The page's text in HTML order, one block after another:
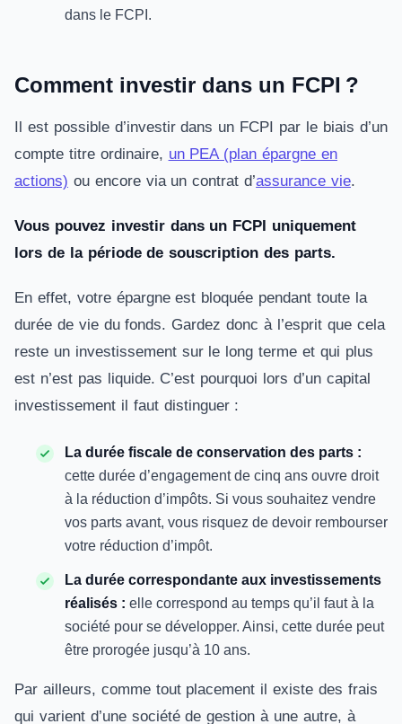
dans le FCPI.
Comment investir dans un FCPI ?
Il est possible d’investir dans un FCPI par le biais d’un
compte titre ordinaire, un PEA (plan épargne en
actions) ou encore via un contrat d’assurance vie.
Vous pouvez investir dans un FCPI uniquement
lors de la période de souscription des parts.
En effet, votre épargne est bloquée pendant toute la
durée de vie du fonds. Gardez donc à l’esprit que cela
reste un investissement sur le long terme et qui plus
est n’est pas liquide. C’est pourquoi lors d’un capital
investissement il faut distinguer :
La durée fiscale de conservation des parts :
cette durée d’engagement de cinq ans ouvre droit
à la réduction d’impôts. Si vous souhaitez vendre
vos parts avant, vous risquez de devoir rembourser
votre réduction d’impôt.
La durée correspondante aux investissements
réalisés : elle correspond au temps qu’il faut à la
société pour se développer. Ainsi, cette durée peut
être prorogée jusqu’à 10 ans.
Par ailleurs, comme tout placement il existe des frais
qui varient d’une société de gestion à une autre, à